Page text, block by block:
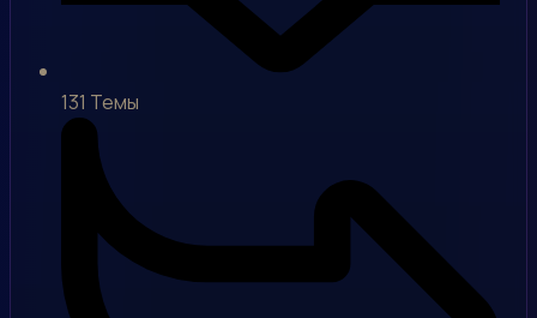
131 Темы